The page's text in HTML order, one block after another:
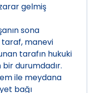
gelmiş
sona
manevi
tarafın hukuki
durumdadır.
ile meydana
bağı